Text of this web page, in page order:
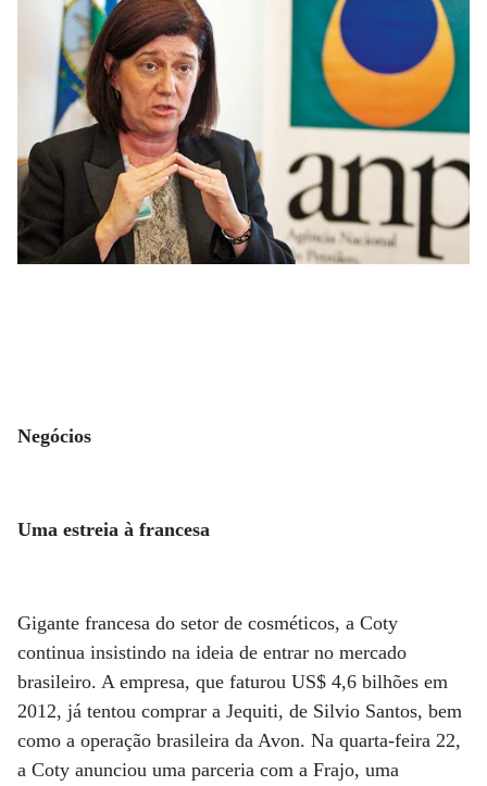
Negócios
Uma estreia à francesa
Gigante francesa do setor de cosméticos, a Coty
continua insistindo na ideia de entrar no mercado
brasileiro. A empresa, que faturou US$ 4,6 bilhões em
2012, já tentou comprar a Jequiti, de Silvio Santos, bem
como a operação brasileira da Avon. Na quarta-feira 22,
a Coty anunciou uma parceria com a Frajo, uma